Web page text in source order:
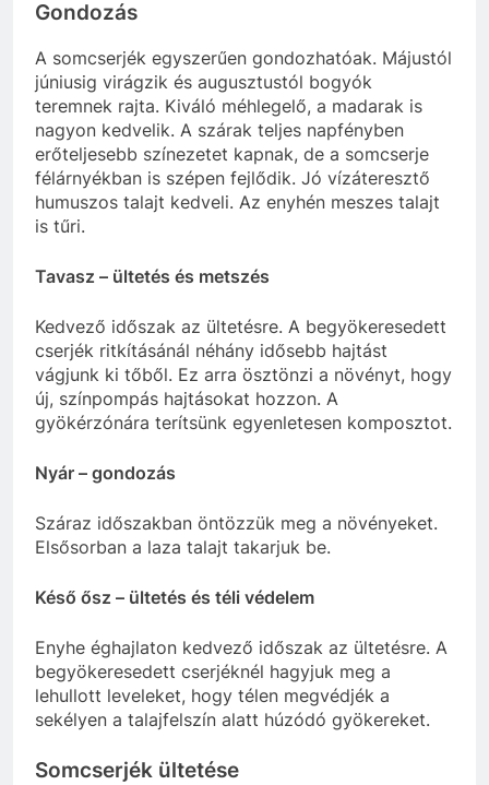
Gondozás
A somcserjék egyszerűen gondozhatóak. Májustól
júniusig virágzik és augusztustól bogyók
teremnek rajta. Kiváló méhlegelő, a madarak is
nagyon kedvelik. A szárak teljes napfényben
erőteljesebb színezetet kapnak, de a somcserje
félárnyékban is szépen fejlődik. Jó vízáteresztő
humuszos talajt kedveli. Az enyhén meszes talajt
is tűri.
Tavasz – ültetés és metszés
Kedvező időszak az ültetésre. A begyökeresedett
cserjék ritkításánál néhány idősebb hajtást
vágjunk ki tőből. Ez arra ösztönzi a növényt, hogy
új, színpompás hajtásokat hozzon. A
gyökérzónára terítsünk egyenletesen komposztot.
Nyár – gondozás
Száraz időszakban öntözzük meg a növényeket.
Elsősorban a laza talajt takarjuk be.
Késő ősz – ültetés és téli védelem
Enyhe éghajlaton kedvező időszak az ültetésre. A
begyökeresedett cserjéknél hagyjuk meg a
lehullott leveleket, hogy télen megvédjék a
sekélyen a talajfelszín alatt húzódó gyökereket.
Somcserjék ültetése